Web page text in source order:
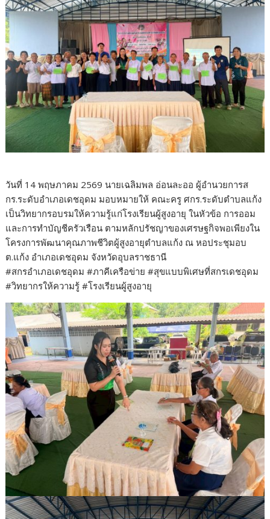
วันที่ 14 พฤษภาคม 2569 นายเฉลิมพล อ่อนละออ ผู้อำนวยการส
กร.ระดับอำเภอเดชอุดม มอบหมายให้ คณะครู ศกร.ระดับตำบลแก้ง
เป็นวิทยากรอบรมให้ความรู้แก่โรงเรียนผู้สูงอายุ ในหัวข้อ การออม
และการทำบัญชีครัวเรือน ตามหลักปรัชญาของเศรษฐกิจพอเพียงใน
โครงการพัฒนาคุณภาพชีวิตผู้สูงอายุตำบลแก้ง ณ หอประชุมอบ
ต.แก้ง อำเภอเดชอุดม จังหวัดอุบลราชธานี
#สกรอำเภอเดชอุดม #ภาคีเครือข่าย #สุขแบบพิเศษที่สกรเดชอุดม
#วิทยากรให้ความรู้ #โรงเรียนผู้สูงอายุ